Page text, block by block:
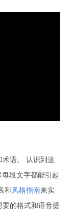
语。 认识到这
段文字都能引起
和风格指南来实
的格式和语音提